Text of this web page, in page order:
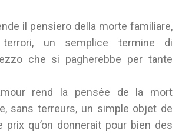
il pensiero della morte familiare,
un semplice termine di
che si pagherebbe per tante
rend la pensée de la mort
sans terreurs, un simple objet de
prix qu’on donnerait pour bien des